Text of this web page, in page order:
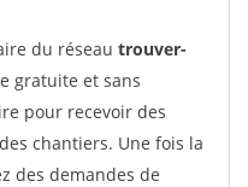
du réseau trouver-
gratuite et sans
pour recevoir des
chantiers. Une fois la
des demandes de